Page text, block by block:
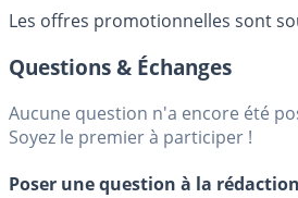
Les offres promotionnelles sont
Questions & Échanges
Aucune question n'a encore été
Soyez le premier à participer !
Poser une question à la rédaction